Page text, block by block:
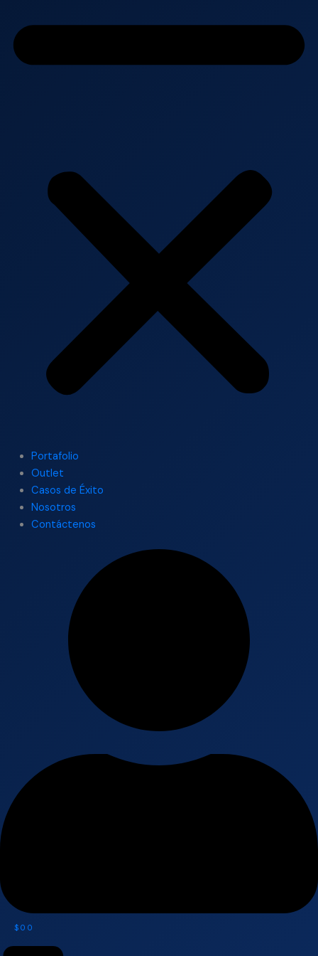
Portafolio
Outlet
Casos de Éxito
Nosotros
Contáctenos
$ 0 0